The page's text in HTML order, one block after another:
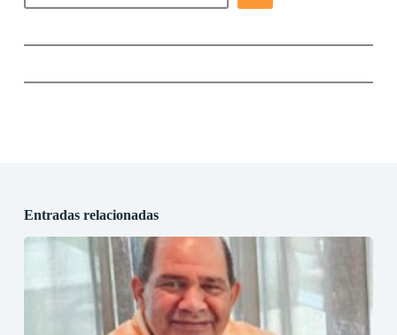
Entradas relacionadas